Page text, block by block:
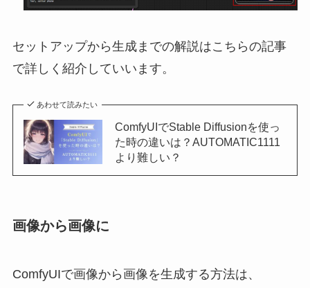
セットアップから生成までの解説はこちらの記事
で詳しく紹介していいます。
あわせて読みたい
ComfyUIでStable Diffusionを使っ
た時の違いは？AUTOMATIC1111
より難しい？
画像から画像に
ComfyUIで画像から画像を生成する方法は、